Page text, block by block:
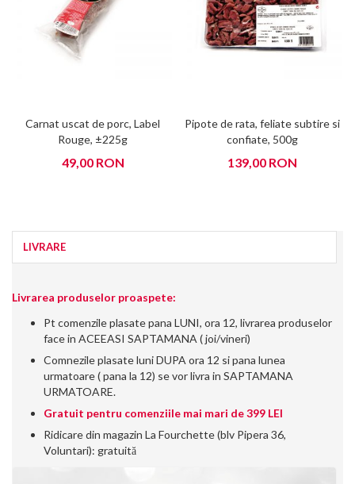
Carnat uscat de porc, Label
Rouge, ±225g
49,00 RON
Pipote de rata, feliate subtire si
confiate, 500g
139,00 RON
LIVRARE
Livrarea produselor proaspete:
Pt comenzile plasate pana LUNI, ora 12, livrarea produselor
face in ACEEASI SAPTAMANA ( joi/vineri)
Comnezile plasate luni DUPA ora 12 si pana lunea
urmatoare ( pana la 12) se vor livra in SAPTAMANA
URMATOARE.
Gratuit pentru comenziile mai mari de 399 LEI
Ridicare din magazin La Fourchette (blv Pipera 36,
Voluntari): gratuită